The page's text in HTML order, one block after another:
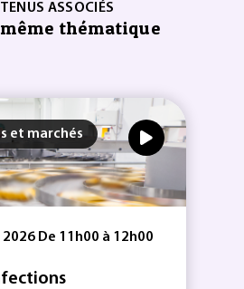
ASSOCIÉS
thématique
et marchés
De 11h00 à 12h00